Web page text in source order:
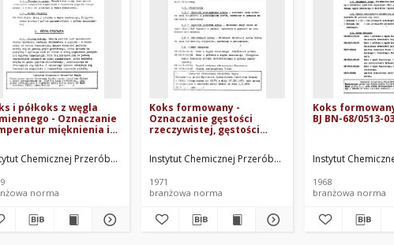
i półkoks z węgla
- Oznaczanie
mięknienia i
Bauma-Reerinka
69/0511-13
Chemicznej Przeróbki Węgla. Oprac.
norma
Koks formowany -
Oznaczanie gęstości
rzeczywistej, gęstości
71/0511-19
Instytut Chemicznej Przeróbki Węgla. Oprac.
1971
branżowa norma
Koks
BJ BN-68/0513-03
Instytut
1968
branżowa norma